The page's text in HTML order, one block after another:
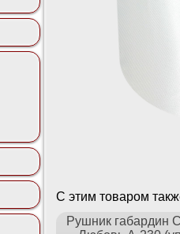
С этим товаром
Рушник габардин